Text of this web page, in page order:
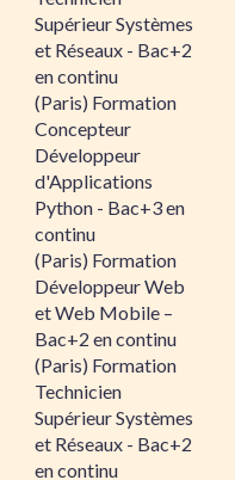
Supérieur Systèmes
et Réseaux - Bac+2
en continu
(Paris) Formation
Concepteur
Développeur
d'Applications
Python - Bac+3 en
continu
(Paris) Formation
Développeur Web
et Web Mobile –
Bac+2 en continu
(Paris) Formation
Technicien
Supérieur Systèmes
et Réseaux - Bac+2
en continu